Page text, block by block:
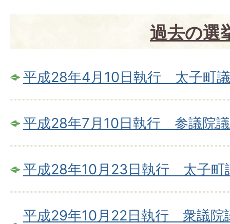
過去の選
平成28年4月10日執行 太子町
平成28年7月10日執行 参議院
平成28年10月23日執行 太子町
平成29年10月22日執行 衆議院